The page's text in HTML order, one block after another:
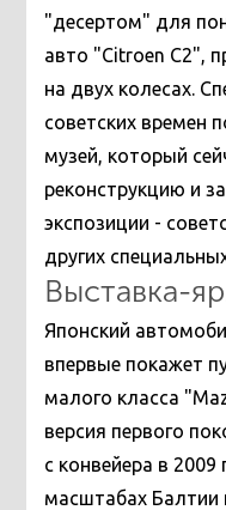
"десертом" для
авто "Citroen C2",
на двух колесах.
советских времен
музей, который
реконструкцию и
экспозиции -
других
Выставка-
Японский
впервые покажет
малого класса
версия первого
с конвейера в 2009
масштабах Балтии